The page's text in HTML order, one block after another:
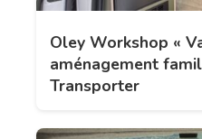
Oley Workshop «
aménagement
Transporter